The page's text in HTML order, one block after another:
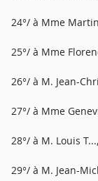
24°/ à Mme
25°/ à Mme
26°/ à M. Jean-
27°/ à Mme
28°/ à M. Louis
29°/ à M. Jean-